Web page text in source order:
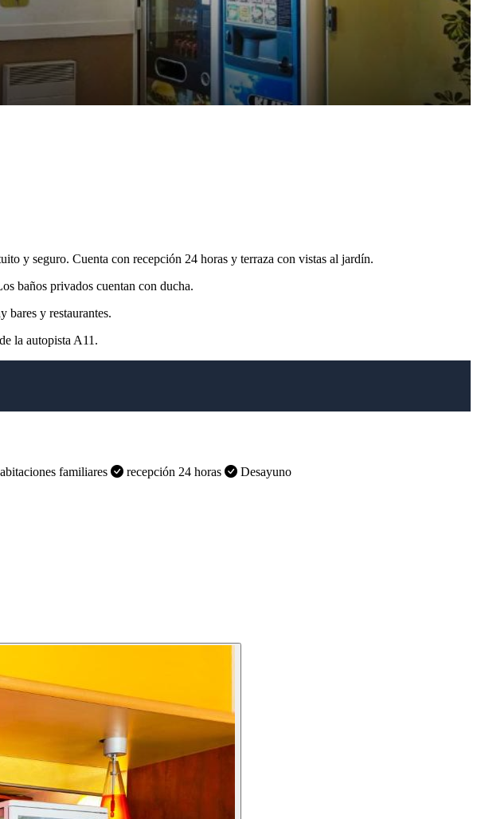
y seguro. Cuenta con recepción 24 horas y terraza con vistas al jardín.
baños privados cuentan con ducha.
bares y restaurantes.
la autopista A11.
familiares recepción 24 horas Desayuno